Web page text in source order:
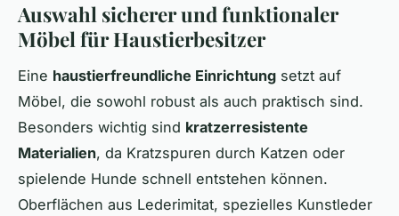
Auswahl sicherer und funktionaler
Möbel für Haustierbesitzer
Eine haustierfreundliche Einrichtung setzt auf
Möbel, die sowohl robust als auch praktisch sind.
Besonders wichtig sind kratzerresistente
Materialien, da Kratzspuren durch Katzen oder
spielende Hunde schnell entstehen können.
Oberflächen aus Lederimitat, spezielles Kunstleder